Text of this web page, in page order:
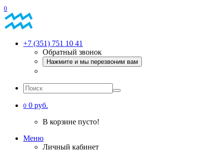
0
+7 (351) 751 10 41
Обратный звонок
Нажмите и мы перезвоним вам
0 0 руб.
В корзине пусто!
Меню
Личный кабинет